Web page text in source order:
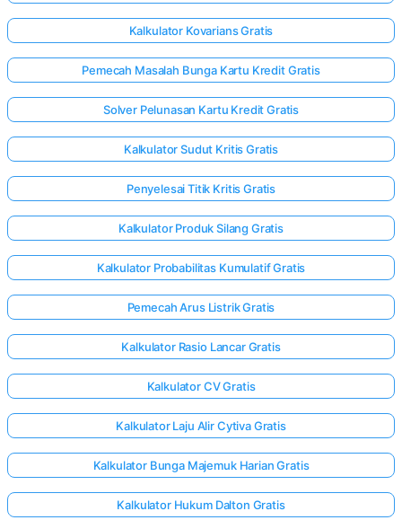
Kalkulator Kovarians Gratis
Pemecah Masalah Bunga Kartu Kredit Gratis
Solver Pelunasan Kartu Kredit Gratis
Kalkulator Sudut Kritis Gratis
Penyelesai Titik Kritis Gratis
Kalkulator Produk Silang Gratis
Kalkulator Probabilitas Kumulatif Gratis
Pemecah Arus Listrik Gratis
Kalkulator Rasio Lancar Gratis
Kalkulator CV Gratis
Kalkulator Laju Alir Cytiva Gratis
Kalkulator Bunga Majemuk Harian Gratis
Kalkulator Hukum Dalton Gratis